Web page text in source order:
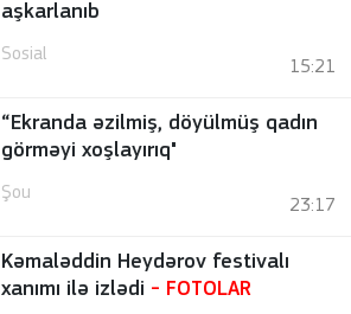
aşkarlanıb
Sosial
15:21
“Ekranda əzilmiş, döyülmüş qadın
görməyi xoşlayırıq"
Şou
23:17
Kəmaləddin Heydərov festivalı
xanımı ilə izlədi - FOTOLAR